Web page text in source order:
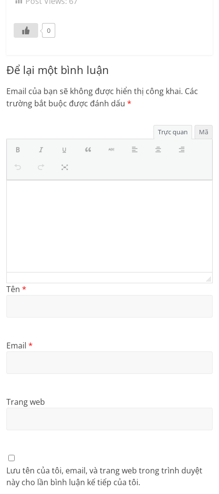
0
Để lại một bình luận
Email của bạn sẽ không được hiển thị công khai. Các
trường bắt buộc được đánh dấu*
Trực quan Mã
Tên*
Email*
Trang web
Lưu tên của tôi, email, và trang web trong trình duyệt
này cho lần bình luận kế tiếp của tôi.